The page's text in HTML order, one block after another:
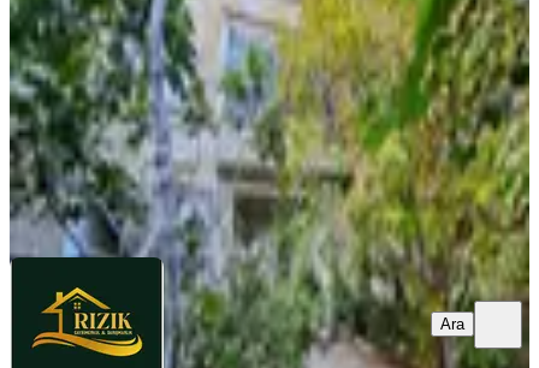
3+1·185 m²·16.12.2025
5.700.000 ₺
Rızık Gayrimenkulİsmail AKKÖK
Ara
Ara